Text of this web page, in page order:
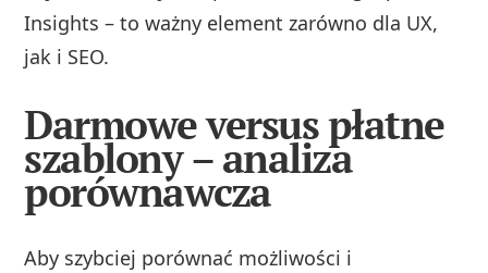
Insights – to ważny element zarówno dla UX,
jak i SEO.
Darmowe versus płatne
szablony – analiza
porównawcza
Aby szybciej porównać możliwości i